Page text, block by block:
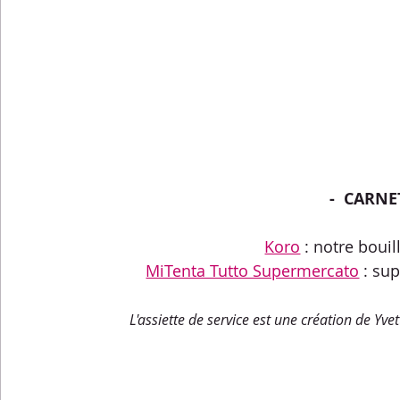
-
Koro : notre
MiTenta Tutto Supermercato :
L'assiette de service est une création de